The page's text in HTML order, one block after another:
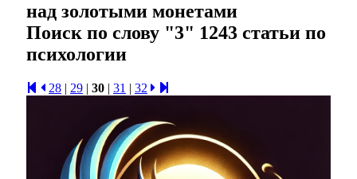
Поиск по слову "3" 1243 статьи по
психологии
28 | 29 | 30 | 31 | 32